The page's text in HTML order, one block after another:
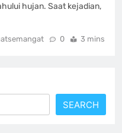
hujan. Saat kejadian,
0 3 mins
SEARCH